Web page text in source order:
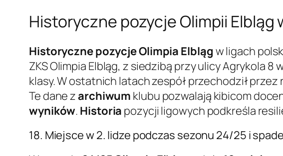
Historyczne pozycje Olimpii
Historyczne pozycje Olimpia Elbląg w ligach
ZKS Olimpia Elbląg, z siedzibą przy ulicy Agrykola
klasy. W ostatnich latach zespół przechodził
Te dane zarchiwum klubu pozwalają kibicom
wyników. Historia pozycji ligowych podkreśla
18. Miejsce w 2. lidze podczas sezonu 24/25 i